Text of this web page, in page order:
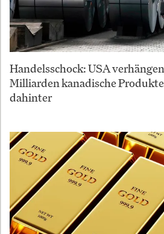
Handelsschock: USA
Milliarden kanadische Produkte
dahinter